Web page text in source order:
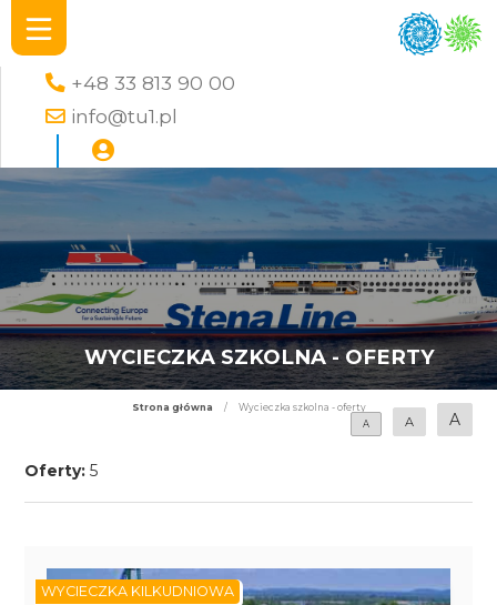
+48 33 813 90 00
info@tu1.pl
WYCIECZKA SZKOLNA - OFERTY
Strona główna /
Wycieczka szkolna - oferty
A
A A
Oferty: 5
WYCIECZKA KILKUDNIOWA